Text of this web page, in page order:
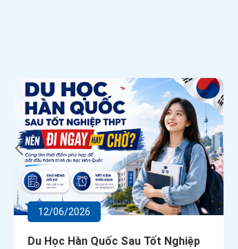
12/06/2026
Du Học Hàn Quốc Sau Tốt Nghiệp